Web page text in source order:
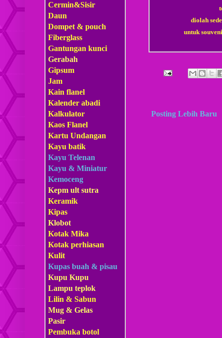
diolah
untuk
Posting Lebih Baru
Cermin&Sisir
Daun
Dompet & pouch
Fiberglass
Gantungan kunci
Gerabah
Gipsum
Jam
Kain flanel
Kalender abadi
Kalkulator
Kaos Flanel
Kartu Undangan
Kayu batik
Kayu Telenan
Kayu & Miniatur
Kemoceng
Kepm ult sutra
Keramik
Kipas
Klobot
Kotak Mika
Kotak perhiasan
Kulit
Kupas buah & pisau
Kupu Kupu
Lampu teplok
Lilin & Sabun
Mug & Gelas
Pasir
Pembuka botol